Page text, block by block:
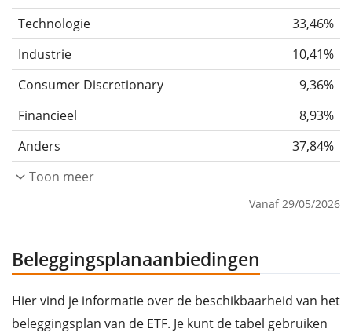
Technologie
33,46%
Industrie
10,41%
Consumer Discretionary
9,36%
Financieel
8,93%
Anders
37,84%
Toon meer
Vanaf 29/05/2026
Beleggingsplanaanbiedingen
Hier vind je informatie over de beschikbaarheid van het
beleggingsplan van de ETF. Je kunt de tabel gebruiken